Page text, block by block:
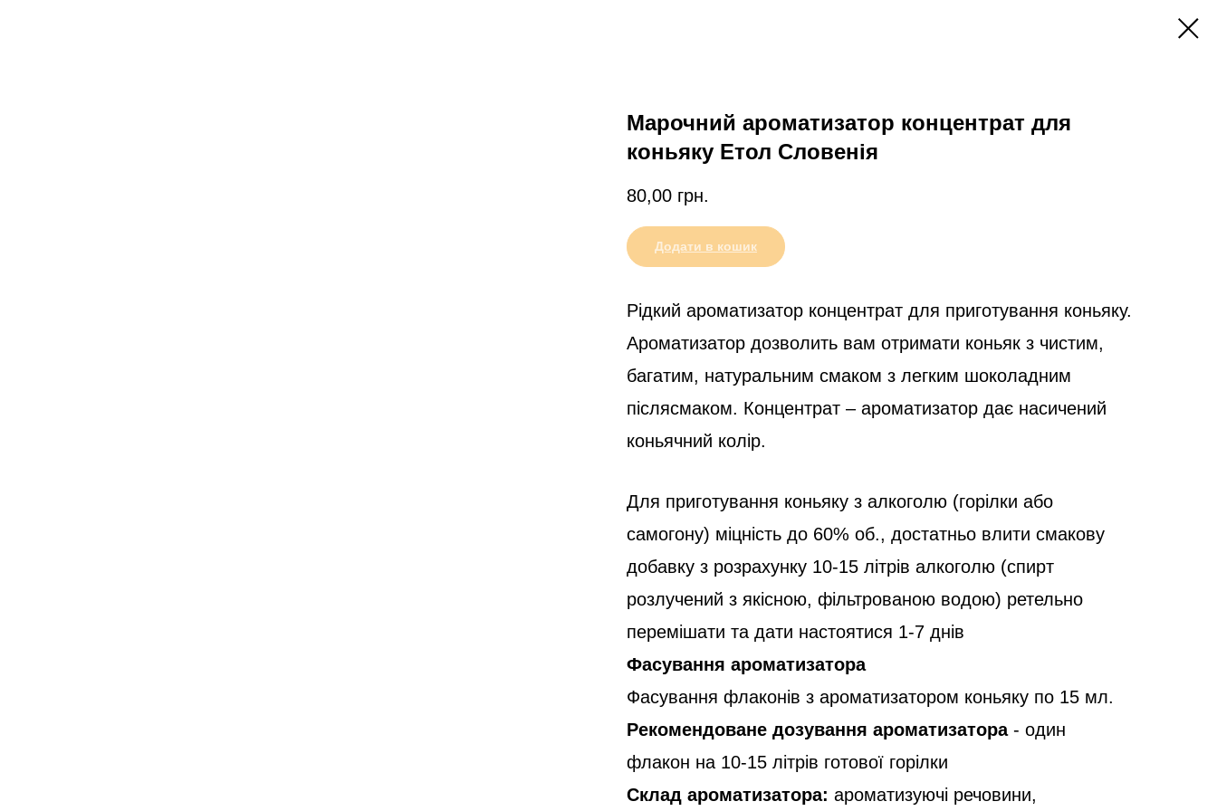
Марочний ароматизатор концентрат для
коньяку Етол Словенія
80,00 грн.
Додати в кошик
Рідкий ароматизатор концентрат для приготування коньяку.
Ароматизатор дозволить вам отримати коньяк з чистим,
багатим, натуральним смаком з легким шоколадним
післясмаком. Концентрат – ароматизатор дає насичений
коньячний колір.
Для приготування коньяку з алкоголю (горілки або
самогону) міцність до 60% об., достатньо влити смакову
добавку з розрахунку 10-15 літрів алкоголю (спирт
розлучений з якісною, фільтрованою водою) ретельно
перемішати та дати настоятися 1-7 днів
Фасування ароматизатора
Фасування флаконів з ароматизатором коньяку по 15 мл.
Рекомендоване дозування ароматизатора- один
флакон на 10-15 літрів готової горілки
Склад ароматизатора: ароматизуючі речовини,